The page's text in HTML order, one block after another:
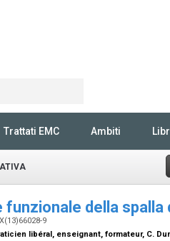
Trattati EMC Ambiti
funzionale della
9
libéral, enseignant, formateur, C.